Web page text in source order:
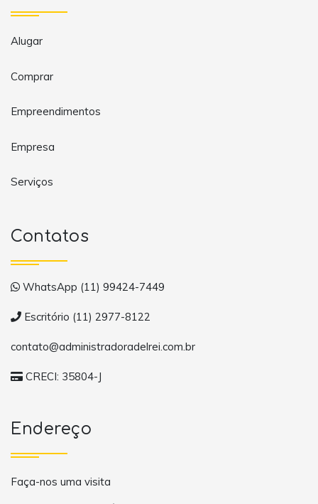
Alugar
Comprar
Empreendimentos
Empresa
Serviços
Contatos
WhatsApp (11) 99424-7449
Escritório (11) 2977-8122
contato@administradoradelrei.com.br
CRECI: 35804-J
Endereço
Faça-nos uma visita